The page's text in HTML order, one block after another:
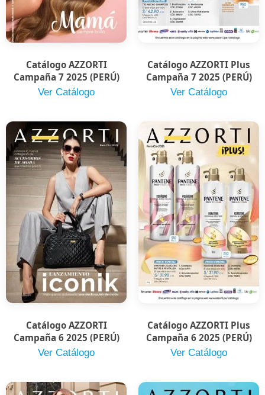
Catálogo AZZORTI
Campaña 7 2025 (PERÚ)
Ver Catálogo
Catálogo AZZORTI Plus
Campaña 7 2025 (PERÚ)
Ver Catálogo
Catálogo AZZORTI
Campaña 6 2025 (PERÚ)
Ver Catálogo
Catálogo AZZORTI Plus
Campaña 6 2025 (PERÚ)
Ver Catálogo